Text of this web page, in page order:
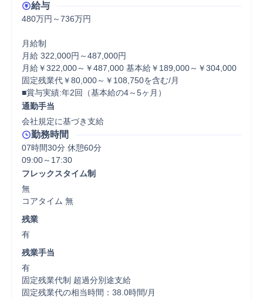
給与
480万円～736万円
月給制
月給 322,000円～487,000円
月給￥322,000～￥487,000 基本給￥189,000～￥304,000
固定残業代￥80,000～￥108,750を含む/月
■賞与実績:年2回（基本給の4～5ヶ月）
通勤手当
会社規定に基づき支給
勤務時間
07時間30分 休憩60分
フレックスタイム制
無
コアタイム 無
残業
有
残業手当
有
固定残業代制 超過分別途支給
固定残業代の相当時間：38.0時間/月